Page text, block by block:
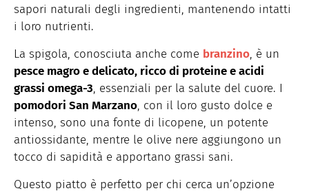
sapori naturali degli ingredienti, mantenendo intatti
i loro nutrienti.
La spigola, conosciuta anche come branzino, è un
pesce magro e delicato, ricco di proteinee acidi
grassi omega-3, essenziali per la salute del cuore. I
pomodori San Marzano, con il loro gusto dolce e
intenso, sono una fonte di licopene, un potente
antiossidante, mentre le olive nere aggiungono un
tocco di sapidità e apportano grassi sani.
Questo piatto è perfetto per chi cerca un’opzione